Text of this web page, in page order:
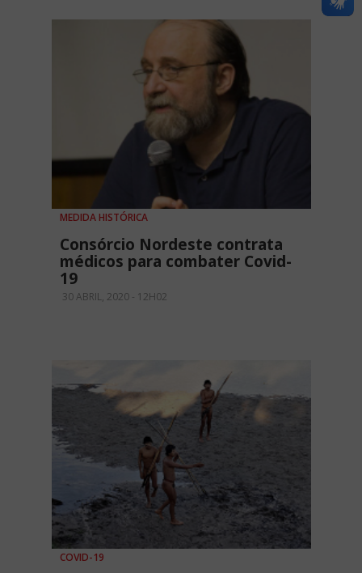
MEDIDA HISTÓRICA
Consórcio Nordeste contrata
médicos para combater Covid-
19
30 ABRIL, 2020 - 12H02
COVID-19